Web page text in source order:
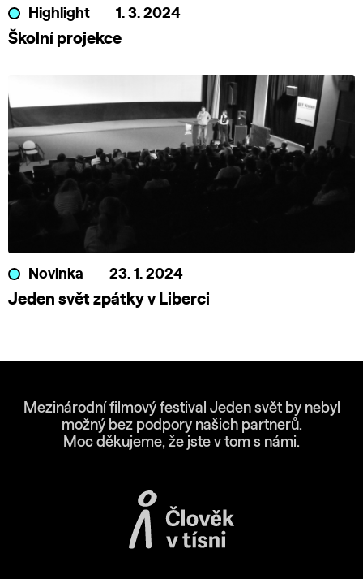
Highlight 1. 3. 2024
Školní projekce
Novinka 23. 1. 2024
Jeden svět zpátky v Liberci
Mezinárodní filmový festival Jeden svět by nebyl
možný bez podpory našich partnerů.
Moc děkujeme, že jste v tom s námi.